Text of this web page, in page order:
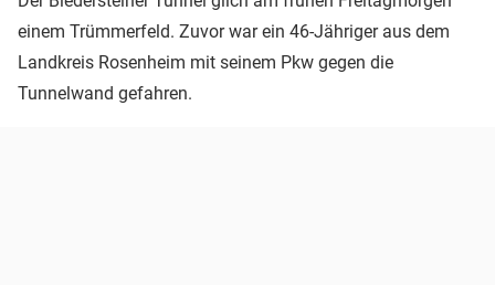
einem Trümmerfeld. Zuvor war ein 46-Jähriger aus dem
Landkreis Rosenheim mit seinem Pkw gegen die
Tunnelwand gefahren.